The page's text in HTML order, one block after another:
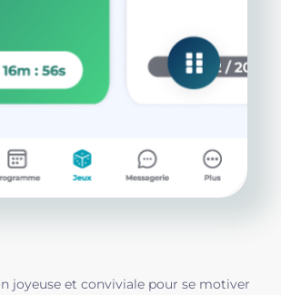
joyeuse et conviviale pour se motiver